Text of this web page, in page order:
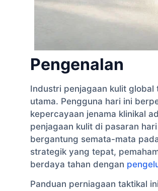
Pengenalan
Industri penjagaan kulit
utama. Pengguna hari ini
kepercayaan jenama klinikal
penjagaan kulit di pasaran
bergantung semata-mata
strategik yang tepat,
berdaya tahan dengan
Panduan perniagaan taktikal